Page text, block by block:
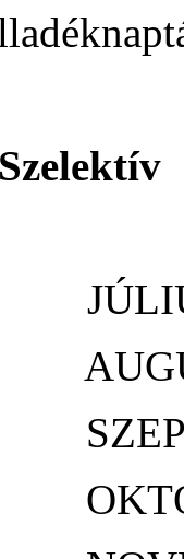
Szelektív